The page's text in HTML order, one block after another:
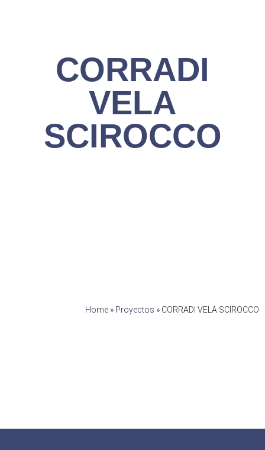
CORRADI
VELA
SCIROCCO
Home » Proyectos » CORRADI VELA SCIROCCO